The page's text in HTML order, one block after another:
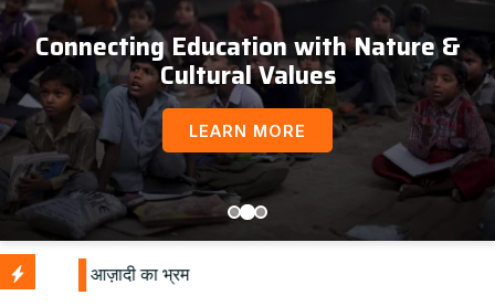
Connecting Education with Nature &
Cultural Values
LEARN MORE